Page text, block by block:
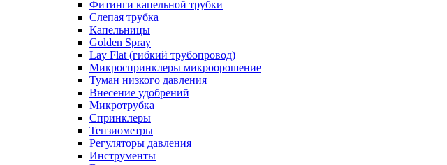
Фитинги капельной трубки
Слепая трубка
Капельницы
Golden Spray
Lay Flat (гибкий трубопровод)
Микроспринклеры микроорошение
Туман низкого давления
Внесение удобрений
Микротрубка
Спринклеры
Тензиометры
Регуляторы давления
Инструменты